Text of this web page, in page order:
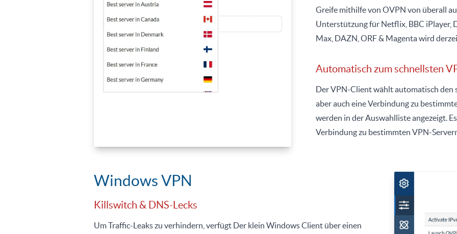
Greife mithilfe von OVPN von überall
Unterstützung für Netflix, BBC iPlayer,
Max, DAZN, ORF & Magenta wird
Automatisch zum schnellsten
Der VPN-Client wählt automatisch den
aber auch eine Verbindung zu
werden in der Auswahlliste angezeigt.
Verbindung zu bestimmten VPN-
Windows VPN
Killswitch & DNS-Lecks
Um Traffic-Leaks zu verhindern, verfügt Der klein Windows Client über einen